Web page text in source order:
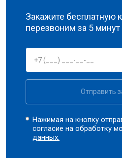
Закажите бесплатную
перезвоним за 5 минут
Отправить
Нажимая на кнопку
согласие на обработку
данных.